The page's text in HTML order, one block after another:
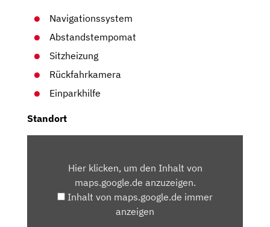
Navigationssystem
Abstandstempomat
Sitzheizung
Rückfahrkamera
Einparkhilfe
Standort
MAPS.GOOGLE.DEHier klicken, um den Inhalt von
maps.google.de anzuzeigen.
Inhalt von maps.google.de immer
anzeigen